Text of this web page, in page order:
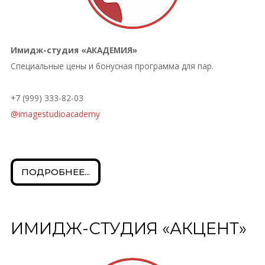
Имидж-студия «АКАДЕМИЯ»
Специальные цены и бонусная программа для пар.
‪+7 (999) 333-82-03‬
@imagestudioacademy
ПОДРОБНЕЕ...
ИМИДЖ-СТУДИЯ «АКЦЕНТ»